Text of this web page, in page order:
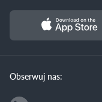
Obserwuj nas: